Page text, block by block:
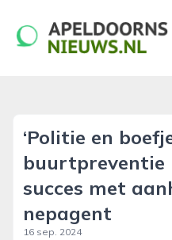
apeldoornsnieuws.nl
‘Politie en
buurtpreventie
succes met
nepagent
16 sep. 2024